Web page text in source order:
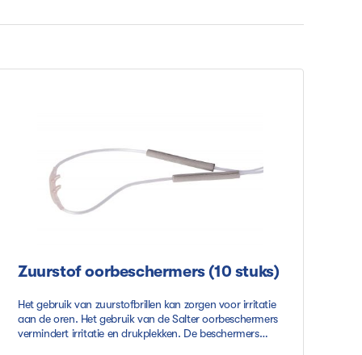
Zuurstof oorbeschermers (10 stuks)
Het gebruik van zuurstofbrillen kan zorgen voor irritatie
aan de oren. Het gebruik van de Salter oorbeschermers
vermindert irritatie en drukplekken. De beschermers